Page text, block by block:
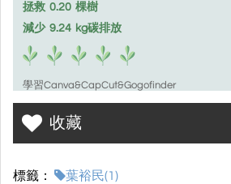
拯救 0.20 棵樹
減少 9.24 kg碳排放
學習Canva&CapCut&Gogofinder
收藏
標籤：
葉裕民(1)